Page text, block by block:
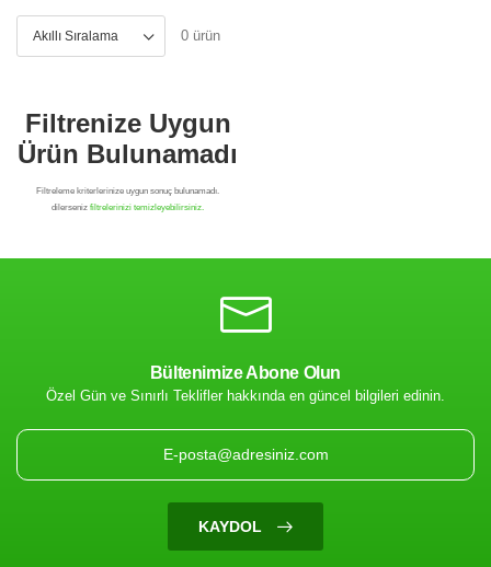
0 ürün
Filtrenize Uygun
Ürün Bulunamadı
Bültenimize Abone Olun
Özel Gün ve Sınırlı Teklifler hakkında en güncel bilgileri edinin.
KAYDOL